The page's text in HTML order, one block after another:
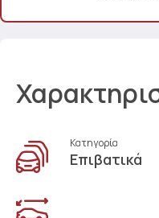
Κατηγορία
Επιβατικά